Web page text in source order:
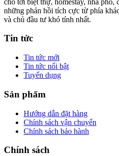
những phản hồi tích cực từ phía
và chủ đầu tư khó tính nhất.
Tin tức
Tin tức mới
Tin tức nổi bật
Tuyển dụng
Sản phẩm
Hướng dẫn đặt hàng
Chính sách vận chuyển
Chính sách bảo hành
Chính sách